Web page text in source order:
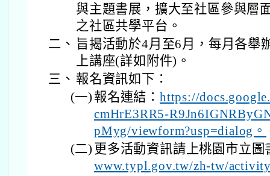
與主題書展，擴大至社區參與層
之社區共學平台。
二、 旨揭活動於4月至6月，每月各舉
上講座(詳如附件)。
三、 報名資訊如下：
(一) 報名連結： https://
cmHrE3RR5-
pMyg/viewform?usp=dialog。
(二) 更多活動資訊請上桃園市立
www.typl.gov.tw/zh-tw/